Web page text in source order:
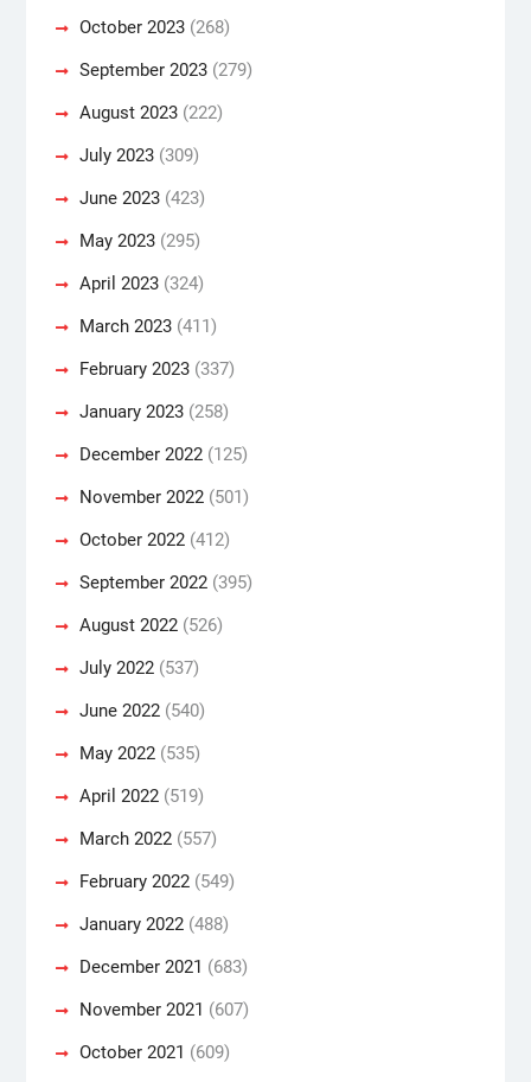
October 2023(268)
September 2023(279)
August 2023(222)
July 2023(309)
June 2023(423)
May 2023(295)
April 2023(324)
March 2023(411)
February 2023(337)
January 2023(258)
December 2022(125)
November 2022(501)
October 2022(412)
September 2022(395)
August 2022(526)
July 2022(537)
June 2022(540)
May 2022(535)
April 2022(519)
March 2022(557)
February 2022(549)
January 2022(488)
December 2021 (683)
November 2021 (607)
October 2021 (609)